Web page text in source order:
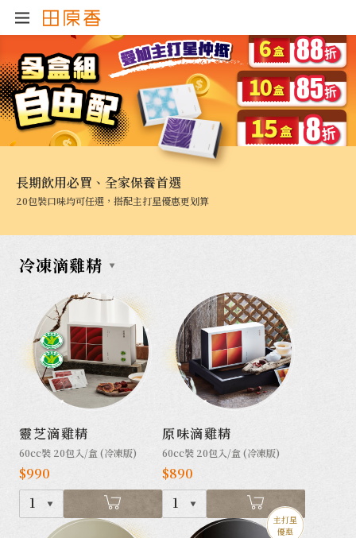
長期飲用必買、全家保養首選
20包裝口味均可任選，搭配主打星優惠更划算
冷凍滴雞精
靈芝滴雞精
60cc裝 20包入/盒 (冷凍版)
$990
1
原味滴雞精
60cc裝 20包入/盒 (冷凍版)
$890
1
主打星
優惠